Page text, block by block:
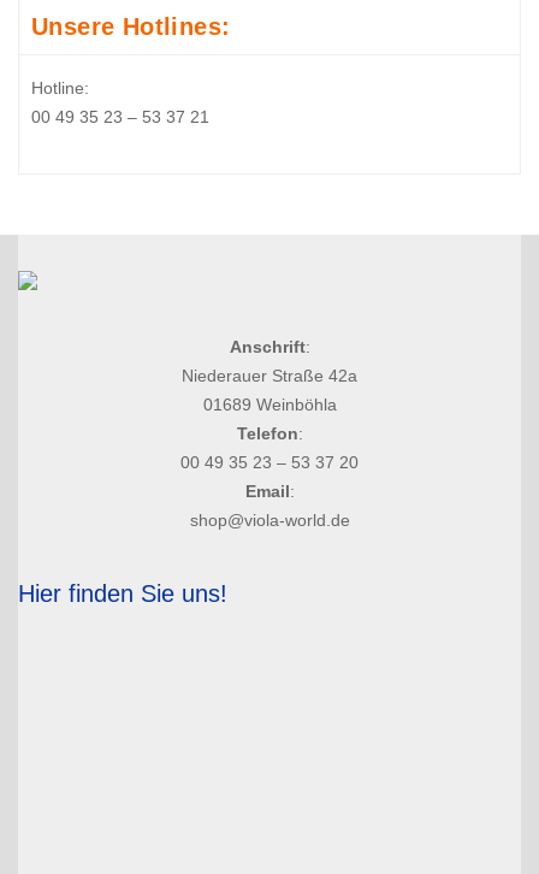
Unsere Hotlines:
Hotline:
00 49 35 23 – 53 37 21
Anschrift:
Niederauer Straße 42a
01689 Weinböhla
Telefon:
00 49 35 23 – 53 37 20
Email:
shop@viola-world.de
Hier finden Sie uns!